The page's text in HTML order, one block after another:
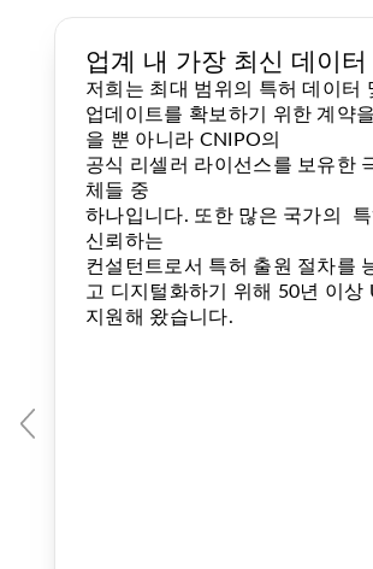
업계 내 가장 최신 데이터
저희는 최대 범위의 특허 데이터
업데이트를 확보하기 위한 계약
을 뿐 아니라 CNIPO의
공식 리셀러 라이선스를 보유한
체들 중
하나입니다. 또한 많은 국가의 특
신뢰하는
컨설턴트로서 특허 출원 절차를
고 디지털화하기 위해 50년 이상
지원해 왔습니다.